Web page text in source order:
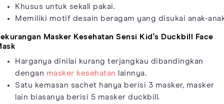
Khusus untuk sekali pakai.
Memiliki motif desain beragam yang disukai anak-
Masker Kesehatan Sensi Kid's Duckbill Face
Harganya dinilai kurang terjangkau dibandingkan
dengan masker kesehatan lainnya.
Satu kemasan sachet hanya berisi 3 masker, masker
lain biasanya berisi 5 masker duckbill.